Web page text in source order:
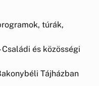
túrák,
Családi és közösségi
Tájházban